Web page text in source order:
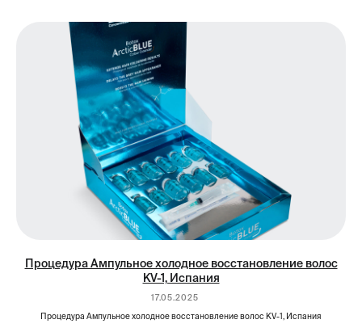
Процедура Ампульное холодное восстановление волос
KV-1, Испания
17.05.2025
Процедура Ампульное холодное восстановление волос KV-1, Испания